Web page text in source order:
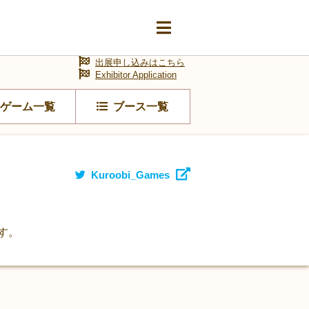
ゲーム一覧 ブース一覧
出展申し込みはこちら
Exhibitor Application
Kuroobi_Games
。